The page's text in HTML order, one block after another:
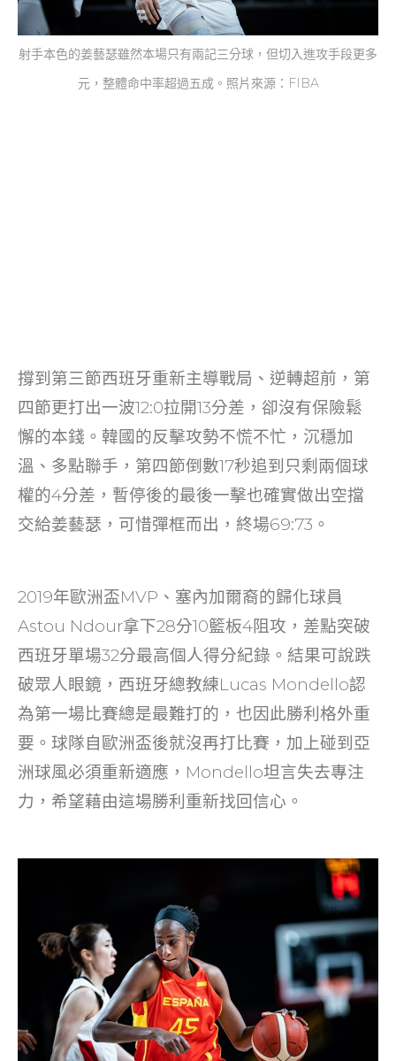
射手本色的姜藝瑟雖然本場只有兩記三分球，但切入進攻手段更多
元，整體命中率超過五成。照片來源：FIBA
撐到第三節西班牙重新主導戰局、逆轉超前，第
四節更打出一波12:0拉開13分差，卻沒有保險鬆
懈的本錢。韓國的反擊攻勢不慌不忙，沉穩加
溫、多點聯手，第四節倒數17秒追到只剩兩個球
權的4分差，暫停後的最後一擊也確實做出空擋
交給姜藝瑟，可惜彈框而出，終場69:73。
2019年歐洲盃MVP、塞內加爾裔的歸化球員
Astou Ndour拿下28分10籃板4阻攻，差點突破
西班牙單場32分最高個人得分紀錄。結果可說跌
破眾人眼鏡，西班牙總教練Lucas Mondello認
為第一場比賽總是最難打的，也因此勝利格外重
要。球隊自歐洲盃後就沒再打比賽，加上碰到亞
洲球風必須重新適應，Mondello坦言失去專注
力，希望藉由這場勝利重新找回信心。